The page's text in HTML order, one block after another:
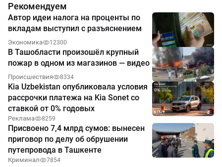
Рекомендуем
Автор идеи налога на проценты по
вкладам выступил с разъяснением
Экономика 12300
В Ташобласти произошёл крупный
пожар в одном из магазинов — видео
Происшествия 8334
Kia Uzbekistan опубликовала условия
рассрочки платежа на Kia Sonet со
ставкой от 0% годовых
Реклама 8259
Присвоено 7,4 млрд сумов: вынесен
приговор по делу об обрушении
путепровода в Ташкенте
Криминал 7854